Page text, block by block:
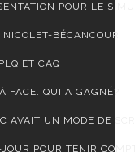
POUR LE
BÉCANCOUR
ET CAQ
FACE. QUI A GAGNÉ?
AVAIT UN MODE DE
POUR TENIR